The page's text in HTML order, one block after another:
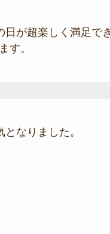
が超楽しく満足で
す。
なりました。